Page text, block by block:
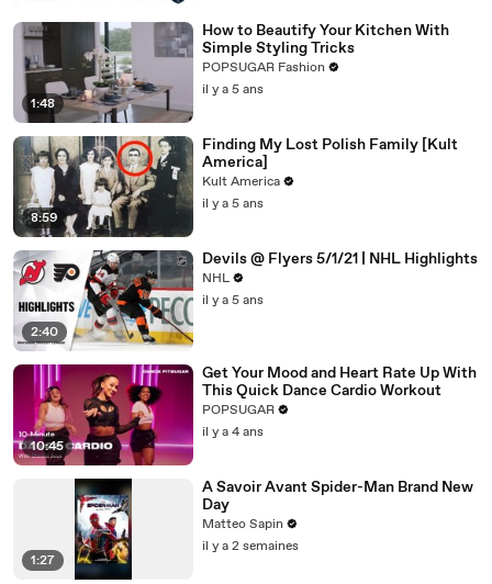
1:48
How to Beautify Your Kitchen With
Simple Styling Tricks
POPSUGAR Fashion
il y a 5 ans
8:59
Finding My Lost Polish Family [Kult
America]
Kult America
il y a 5 ans
2:40
Devils @ Flyers 5/1/21 | NHL Highlights
NHL
il y a 5 ans
10:45
Get Your Mood and Heart Rate Up With
This Quick Dance Cardio Workout
POPSUGAR
il y a 4 ans
1:27
A Savoir Avant Spider-Man Brand New
Day
Matteo Sapin
il y a 2 semaines